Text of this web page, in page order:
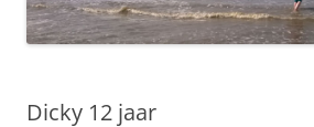
Dicky 12 jaar